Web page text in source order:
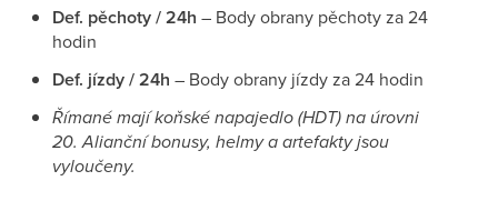
Def. pěchoty / 24h – Body obrany pěchoty za 24
hodin
Def. jízdy / 24h – Body obrany jízdy za 24 hodin
Římané mají koňské napajedlo (HDT) na úrovni
20. Alianční bonusy, helmy a artefakty jsou
vyloučeny.